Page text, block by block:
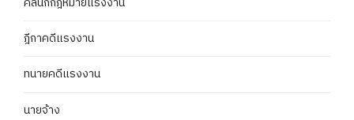
ฎีกาคดีแรงงาน
ทนายคดีแรงงาน
นายจ้าง